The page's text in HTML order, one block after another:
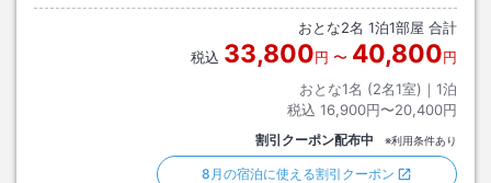
おとな2名 1泊1部屋 合計
税込 33,800円 〜 40,800円
おとな1名 (2名1室)｜ 1泊
税込 16,900円〜20,400円
割引クーポン配布中 ※利用条件あり
8月の宿泊に使える割引クーポン